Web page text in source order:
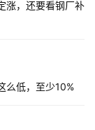
涨，还要看钢厂补
么低，至少10%